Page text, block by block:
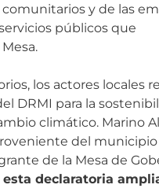
y de las
públicos que
los actores locales
DRMI para la
climático. Marino
del
de la Mesa de
esta declaratoria